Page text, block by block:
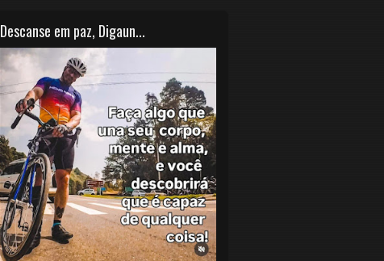
Descanse em paz, Digaun...